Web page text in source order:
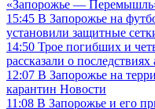
«Запорожье —
15:45 В Запорожье на
установили защитные
14:50 Трое погибших и
рассказали о
12:07 В Запорожье на
карантин Новости
11:08 В Запорожье и его